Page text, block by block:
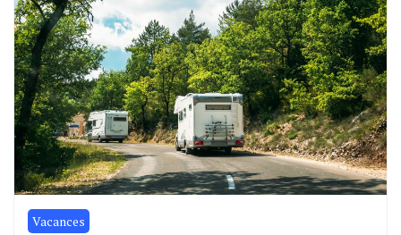
Vacances